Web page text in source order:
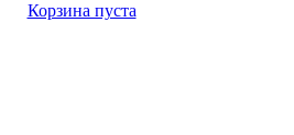
Корзина пуста